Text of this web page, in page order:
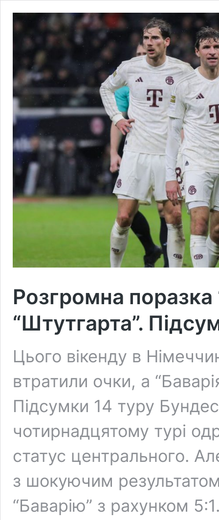
Розгромна поразка
“Штутгарта”.
Цього вікенду в
втратили очки, а
Підсумки 14 туру
чотирнадцятому турі
статус центрального.
з шокуючим
“Баварію” з рахунком